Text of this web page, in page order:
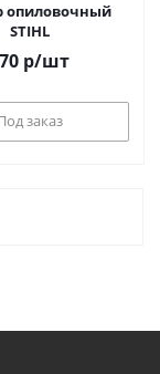
опиловочный
STIHL
р/шт
заказ